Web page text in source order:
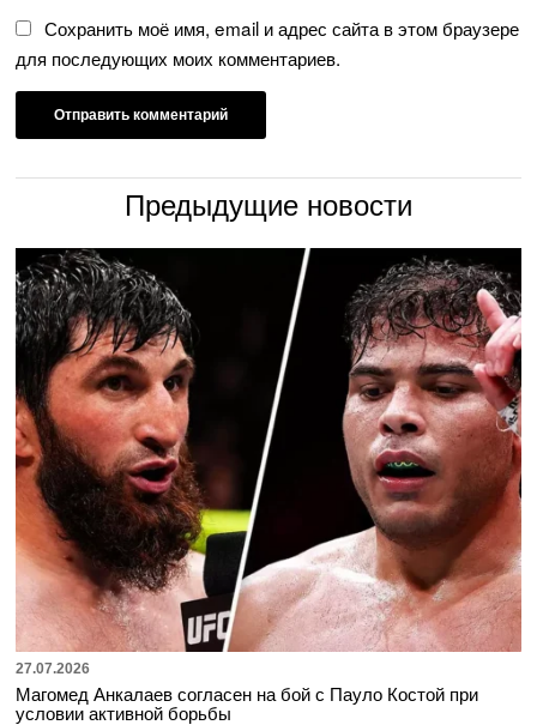
Сохранить моё имя, email и адрес сайта в этом браузере
для последующих моих комментариев.
Предыдущие новости
27.07.2026
Магомед Анкалаев согласен на бой с Пауло Костой при
условии активной борьбы